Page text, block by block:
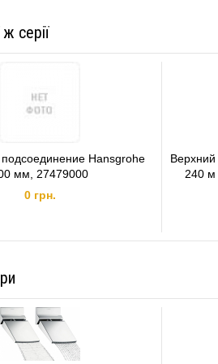
серії
Hansgrohe
мм, 27479000
0 грн.
240 м